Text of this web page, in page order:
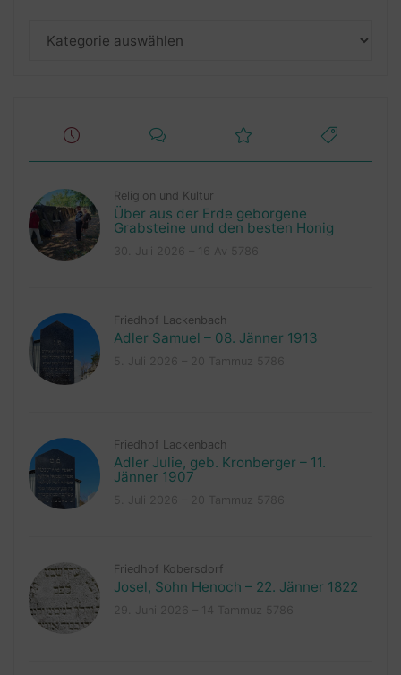
Religion und Kultur
Über aus der Erde geborgene
Grabsteine und den besten Honig
Friedhof Lackenbach
Adler Samuel – 08. Jänner 1913
Friedhof Lackenbach
Adler Julie, geb. Kronberger – 11.
Jänner 1907
Friedhof Kobersdorf
Josel, Sohn Henoch – 22. Jänner 1822